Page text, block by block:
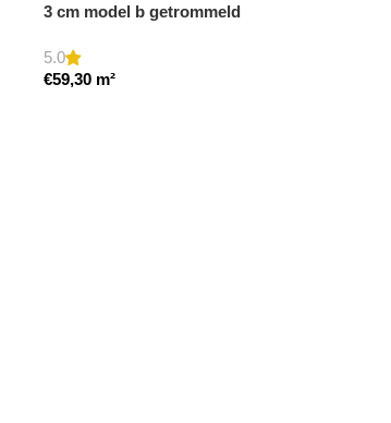
3 cm model b getrommeld
5.0
€59,30 m²